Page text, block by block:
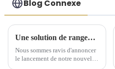
Blog Connexe
Une solution de rangement artisanale exquise dévoilée lors d'une conférence de lancement de nouveaux produits
Nous sommes ravis d'annoncer
le lancement de notre nouvelle